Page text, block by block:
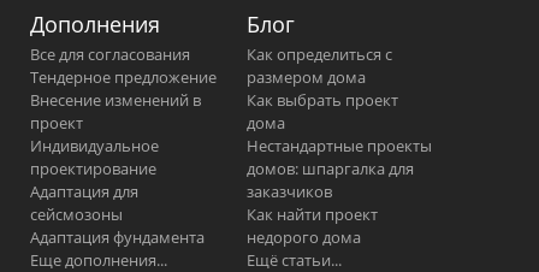
Дополнения
Все для согласования
Тендерное предложение
Внесение изменений в
проект
Индивидуальное
проектирование
Адаптация для
сейсмозоны
Адаптация фундамента
Еще дополнения...
Блог
Как определиться с
размером дома
Как выбрать проект
дома
Нестандартные проекты
домов: шпаргалка для
заказчиков
Как найти проект
недорого дома
Ещё статьи...